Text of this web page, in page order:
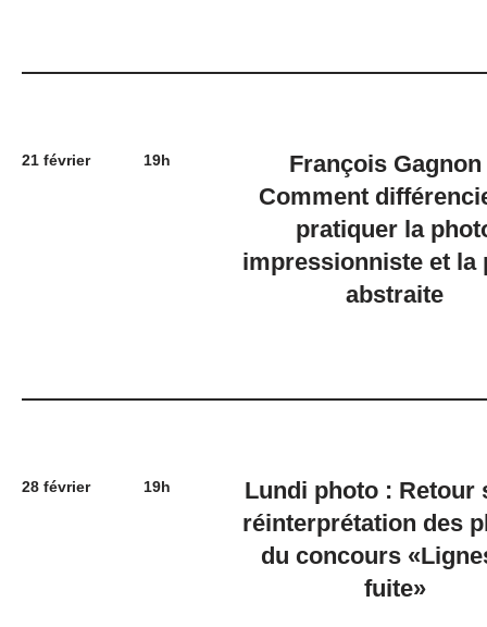
21 février 19h
François Gagnon
Comment
pratiquer la
impressionniste et la
abstraite
28 février 19h
Lundi photo : Retour
réinterprétation des
du concours
fuite»